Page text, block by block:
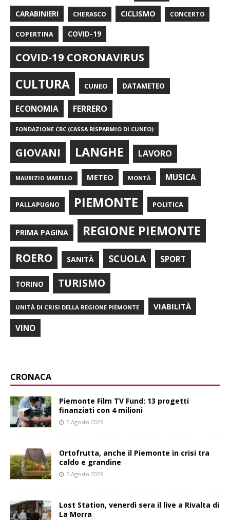
CARABINIERI CHERASCO CICLISMO CONCERTO
COPERTINA COVID-19
COVID-19 CORONAVIRUS
CULTURA CUNEO DATAMETEO
ECONOMIA FERRERO
FONDAZIONE CRC (CASSA RISPARMIO DI CUNEO)
GIOVANI LANGHE LAVORO
MAURIZIO MARELLO METEO MONTÀ MUSICA
PALLAPUGNO PIEMONTE POLITICA
PRIMA PAGINA REGIONE PIEMONTE
ROERO SANITÀ SCUOLA SPORT
TORINO TURISMO
UNITÀ DI CRISI DELLA REGIONE PIEMONTE VIABILITÀ
VINO
CRONACA
Piemonte Film TV Fund: 13 progetti
finanziati con 4 milioni
5 Agosto 2026
Ortofrutta, anche il Piemonte in crisi tra
caldo e grandine
5 Agosto 2026
Lost Station, venerdì sera il live a Rivalta di
La Morra